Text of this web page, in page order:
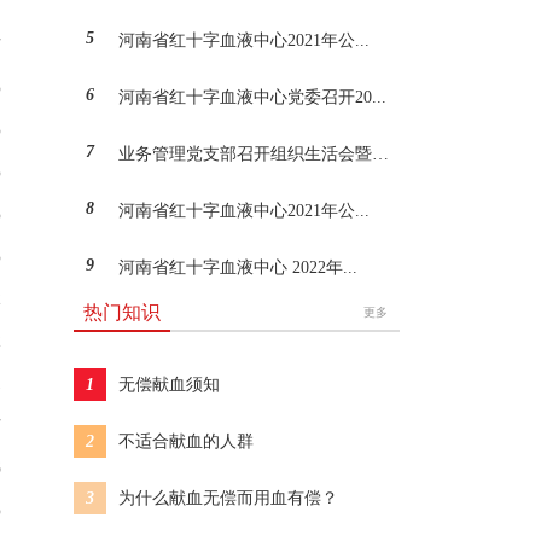
5 河南省红十字血液中心2021年公...
6 河南省红十字血液中心党委召开20...
7 业务管理党支部召开组织生活会暨民...
8 河南省红十字血液中心2021年公...
9 河南省红十字血液中心 2022年...
热门知识 更多
1 无偿献血须知
2 不适合献血的人群
3 为什么献血无偿而用血有偿？